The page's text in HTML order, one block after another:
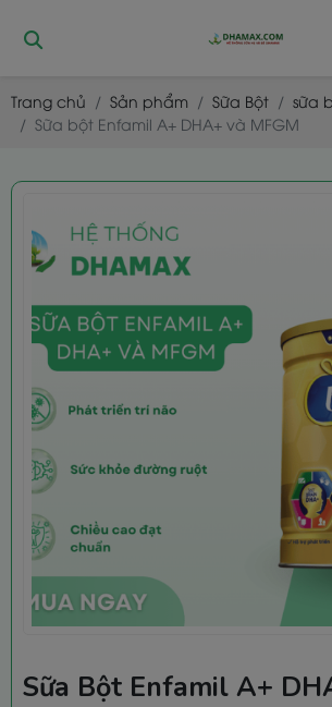
Trang chủ Sản phẩm Sữa Bột
sữa
Sữa bột Enfamil A+ DHA+ và MFGM
Sữa Bột Enfamil A+